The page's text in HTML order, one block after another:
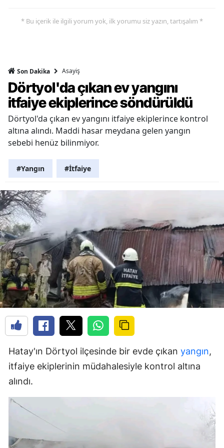
* Bu içerik ile ilgili yorum yok, ilk yorumu siz yazın, tartışalım *
Son Dakika Asayiş
Dörtyol'da çıkan ev yangını
itfaiye ekiplerince söndürüldü
Dörtyol'da çıkan ev yangını itfaiye ekiplerince kontrol
altına alındı. Maddi hasar meydana gelen yangın
sebebi henüz bilinmiyor.
#Yangın #İtfaiye
Hatay'ın Dörtyol ilçesinde bir evde çıkan yangın,
itfaiye ekiplerinin müdahalesiyle kontrol altına
alındı.